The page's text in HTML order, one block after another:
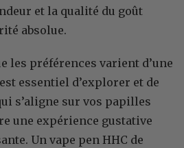
et la qualité du goût
absolue.
les préférences varient d’une
essentiel d’explorer et de
s’aligne sur vos papilles
une expérience gustative
Un vape pen HHC de